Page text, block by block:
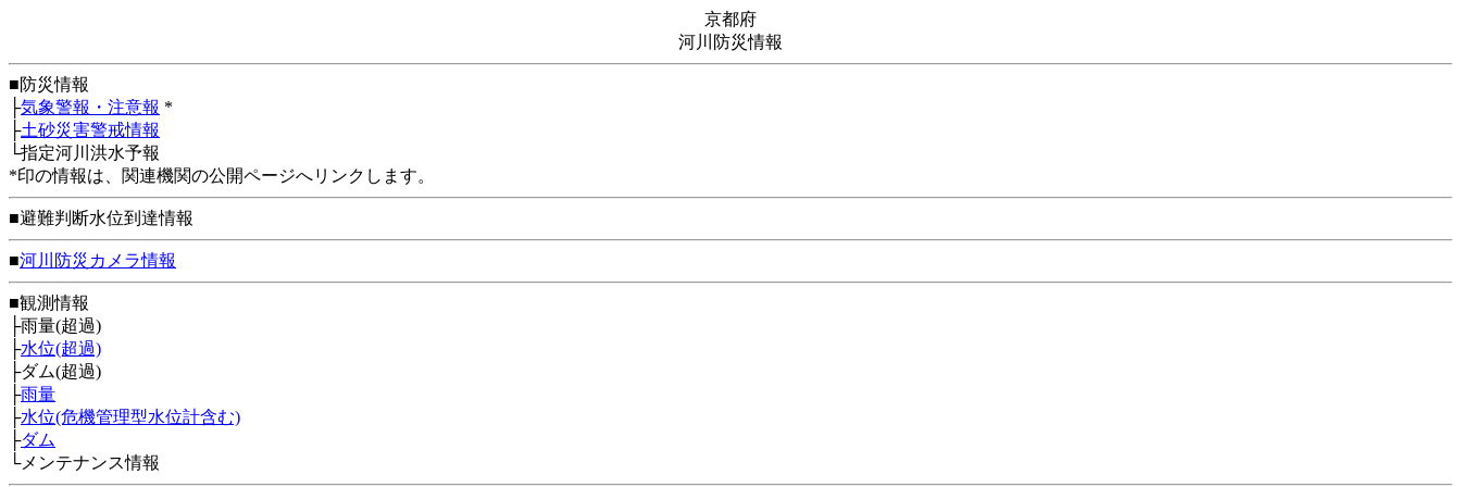
京都府
河川防災情報
■防災情報
├気象警報・注意報 *
├土砂災害警戒情報
└指定河川洪水予報
*印の情報は、関連機関の公開ページへリンクします。
■避難判断水位到達情報
■河川防災カメラ情報
■観測情報
├雨量(超過)
├水位(超過)
├ダム(超過)
├雨量
├水位(危機管理型水位計含む)
├ダム
└メンテナンス情報